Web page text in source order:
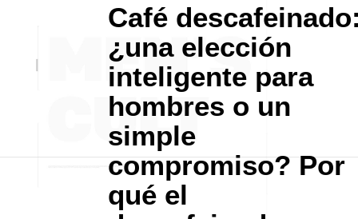
Café
¿una elección
inteligente para
hombres o un
simple
compromiso? Por
qué el